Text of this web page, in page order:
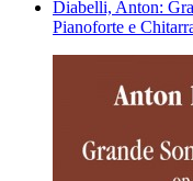
Diabelli, Anton:
Pianoforte e